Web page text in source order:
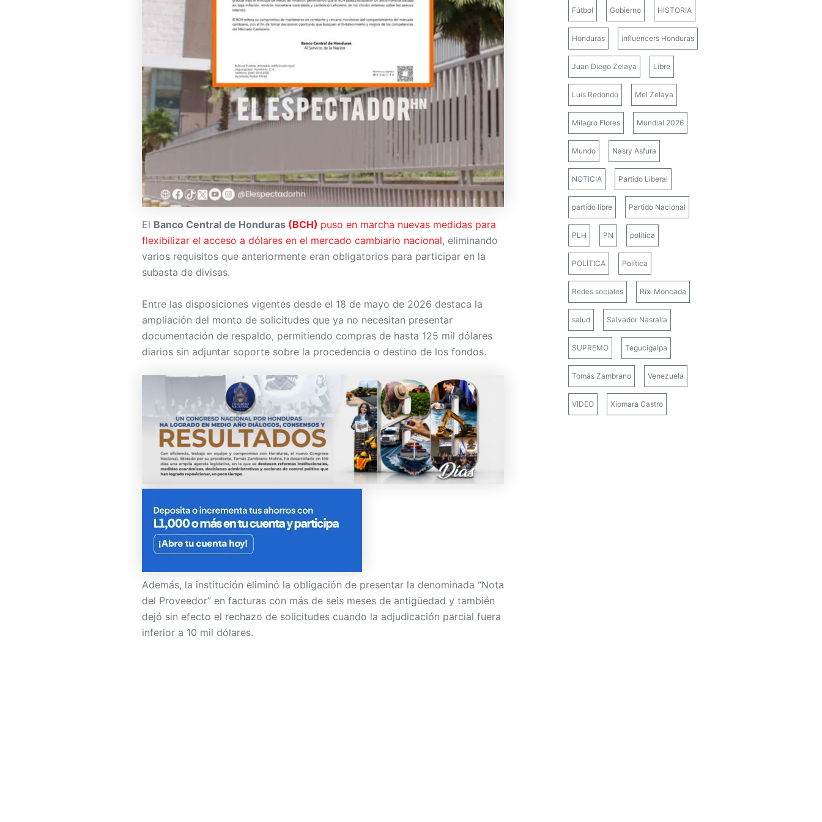
El Banco Central de Honduras (BCH) puso en marcha nuevas medidas para
flexibilizar el acceso a dólares en el mercado cambiario nacional, eliminando
varios requisitos que anteriormente eran obligatorios para participar en la
subasta de divisas.
Entre las disposiciones vigentes desde el 18 de mayo de 2026 destaca la
ampliación del monto de solicitudes que ya no necesitan presentar
documentación de respaldo, permitiendo compras de hasta 125 mil dólares
diarios sin adjuntar soporte sobre la procedencia o destino de los fondos.
Además, la institución eliminó la obligación de presentar la denominada “Nota
del Proveedor” en facturas con más de seis meses de antigüedad y también
dejó sin efecto el rechazo de solicitudes cuando la adjudicación parcial fuera
inferior a 10 mil dólares.
Fútbol Gobierno HISTORIA
Honduras influencers Honduras
Juan Diego Zelaya Libre
Luis Redondo Mel Zelaya
Milagro Flores Mundial 2026
Mundo Nasry Asfura
NOTICIA Partido Liberal
partido libre Partido Nacional
PLH PN politica
POLÍTICA Política
Redes sociales Rixi Moncada
salud Salvador Nasralla
SUPREMO Tegucigalpa
Tomás Zambrano Venezuela
VIDEO Xiomara Castro